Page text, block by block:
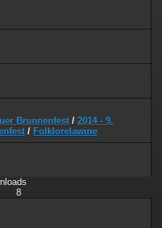
Brunnenfest / 2014 - 9.
/ Folklorelawine
8